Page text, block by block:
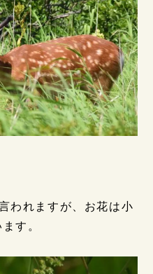
われますが、お花は小
す。